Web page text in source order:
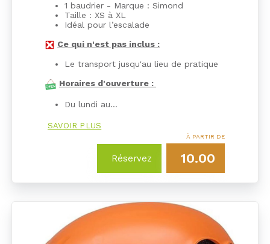
1 baudrier - Marque : Simond
Taille : XS à XL
Idéal pour l’escalade
Ce qui n'est pas inclus :
Le transport jusqu'au lieu de pratique
Horaires d'ouverture :
Du lundi au…
SAVOIR PLUS
Réservez
À PARTIR DE
10.00